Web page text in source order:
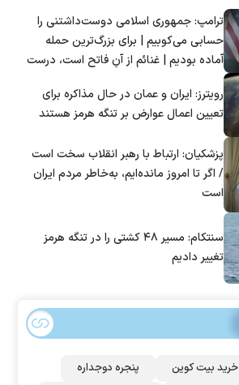
ترامپ: جمهوری اسلامی دوست‌داشتنی را
حسابی می‌کوبیم | برای بزرگ‌ترین حمله
آماده بودیم | غنائم از آنِ فاتح است، درست
رویترز: ایران و عمان در حال مذاکره برای
تعیین اعمال عوارض بر تنگه هرمز هستند
پزشکیان: ارتباط با رهبر انقلاب سخت است
/ اگر تا امروز مانده‌ایم، به‌خاطر مردم ایران
است
سنتکام: مسیر ۴۸ کشتی را در تنگه هرمز
تغییر دادیم
خرید بیت کوین پنجره دوجداره